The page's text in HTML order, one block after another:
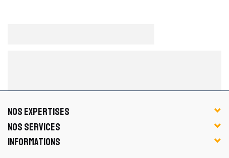
NOS EXPERTISES
NOS SERVICES
INFORMATIONS